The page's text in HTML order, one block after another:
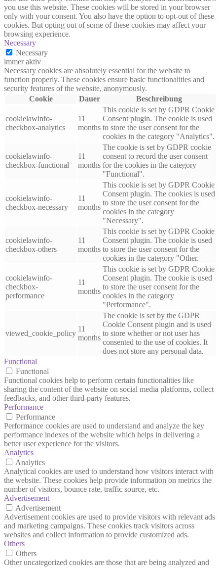
you use this website. These cookies will be stored in your browser
only with your consent. You also have the option to opt-out of these
cookies. But opting out of some of these cookies may affect your
browsing experience.
Necessary
Necessary
immer aktiv
Necessary cookies are absolutely essential for the website to
function properly. These cookies ensure basic functionalities and
security features of the website, anonymously.
Cookie
Dauer Beschreibung
cookielawinfo-
checkbox-analytics
11
months
This cookie is set by GDPR Cookie
Consent plugin. The cookie is used
to store the user consent for the
cookies in the category "Analytics".
cookielawinfo-
checkbox-functional
11
months
The cookie is set by GDPR cookie
consent to record the user consent
for the cookies in the category
"Functional".
cookielawinfo-
checkbox-necessary
11
months
This cookie is set by GDPR Cookie
Consent plugin. The cookies is used
to store the user consent for the
cookies in the category
"Necessary".
cookielawinfo-
checkbox-others
11
months
This cookie is set by GDPR Cookie
Consent plugin. The cookie is used
to store the user consent for the
cookies in the category "Other.
cookielawinfo-
checkbox-
performance
11
months
This cookie is set by GDPR Cookie
Consent plugin. The cookie is used
to store the user consent for the
cookies in the category
"Performance".
viewed_cookie_policy
11
months
The cookie is set by the GDPR
Cookie Consent plugin and is used
to store whether or not user has
consented to the use of cookies. It
does not store any personal data.
Functional
Functional
Functional cookies help to perform certain functionalities like
sharing the content of the website on social media platforms, collect
feedbacks, and other third-party features.
Performance
Performance
Performance cookies are used to understand and analyze the key
performance indexes of the website which helps in delivering a
better user experience for the visitors.
Analytics
Analytics
Analytical cookies are used to understand how visitors interact with
the website. These cookies help provide information on metrics the
number of visitors, bounce rate, traffic source, etc.
Advertisement
Advertisement
Advertisement cookies are used to provide visitors with relevant ads
and marketing campaigns. These cookies track visitors across
websites and collect information to provide customized ads.
Others
Others
Other uncategorized cookies are those that are being analyzed and